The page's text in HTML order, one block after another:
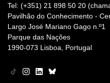
Tel: (+351) 21 898 50 20
Pavilhão do Conhecimento -
Largo José Mariano Gago n.º1
Parque das Nações
1990-073 Lisboa, Portugal